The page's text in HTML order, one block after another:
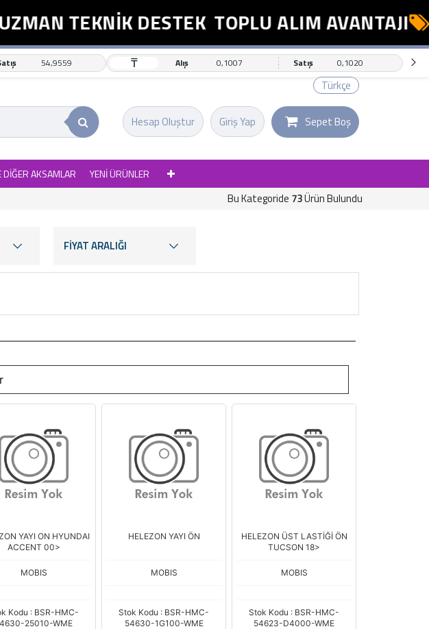
TEKNİK DESTEK TOPLU ALIM AVANTAJI
54,9559 ₸ Alış 0,1007 Satış 0,1020
Türkçe
Giriş Yap
Hesap Oluştur Sepet Boş
DİĞER AKSAMLAR YENİ ÜRÜNLER
Bu Kategoride 73Ürün Bulundu
FİYAT ARALIĞI
YAYI ON HYUNDAI
ACCENT 00>
MOBIS
Kodu : BSR-HMC-
25010-WME
HELEZON YAYI ÖN
MOBIS
Stok Kodu : BSR-HMC-
54630-1G100-WME
HELEZON ÜST LASTİĞİ ÖN
TUCSON 18>
MOBIS
Stok Kodu : BSR-HMC-
54623-D4000-WME